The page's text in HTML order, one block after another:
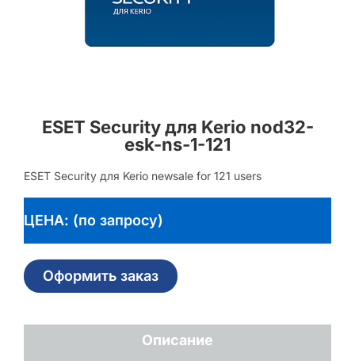
ESET Security для Kerio nod32-
esk-ns-1-121
ESET Security для Kerio newsale for 121 users
ЦЕНА: (по запросу)
Оформить заказ
Описание